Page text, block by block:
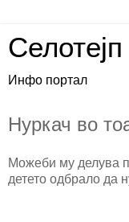
Селотејп
Инфо портал
Нуркач во
Можеби му делува
детето одбрало да